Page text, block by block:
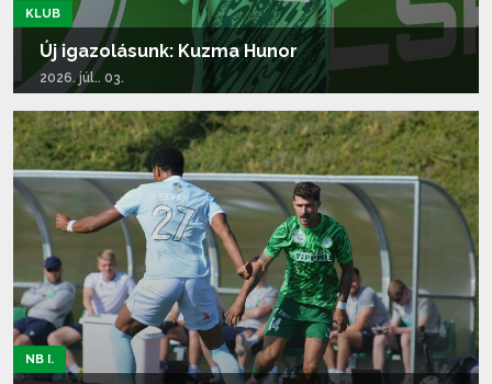
KLUB
Új igazolásunk: Kuzma Hunor
2026. júl.. 03.
Tovább olvasom...
NB I.